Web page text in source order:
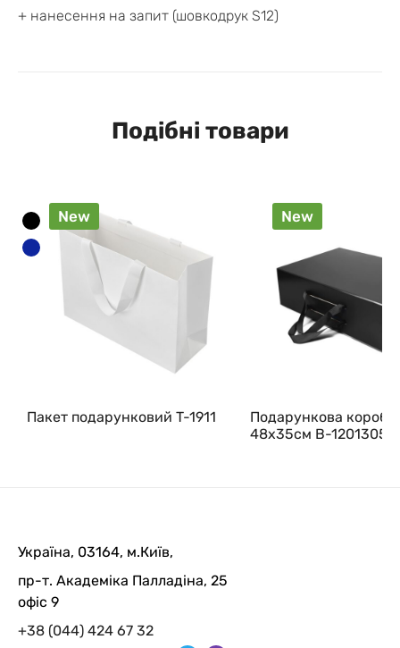
+ нанесення на запит (шовкодрук S12)
Подібні товари
New
Пакет подарунковий T-1911
New
Подарункова
48х35см B-
Україна, 03164, м.Київ,
пр-т. Академіка Палладіна, 25
офіс 9
+38 (044) 424 67 32